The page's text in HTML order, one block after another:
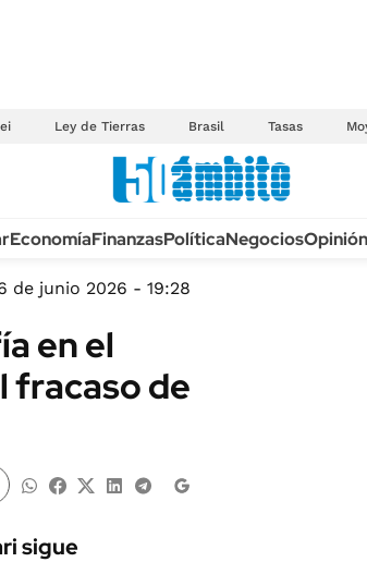
Ley de Tierras Brasil Tasas
TECNOLOGÍA
MÉXICO
MUNDO
INFORMACIÓN GENERAL
AUTOS
EconomíaFinanzasPolíticaNegociosOpinión
de junio 2026 - 19:28
en el
fracaso de
sigue